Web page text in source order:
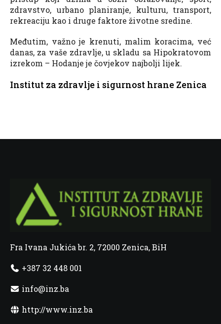
zdravstvo, urbano planiranje, kulturu, transport,
rekreaciju kao i druge faktore životne sredine.
Međutim, važno je krenuti, malim koracima, već
danas, za vaše zdravlje, u skladu sa Hipokratovom
izrekom – Hodanje je čovjekov najbolji lijek.
Institut za zdravlje i sigurnost hrane Zenica
Fra Ivana Jukića br. 2, 72000 Zenica, BiH
+387 32 448 001
info@inz.ba
http://www.inz.ba